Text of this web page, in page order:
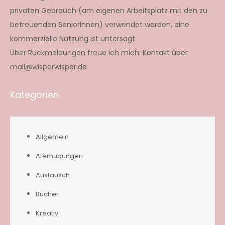
privaten Gebrauch (am eigenen Arbeitsplatz mit den zu
betreuenden SeniorInnen) verwendet werden, eine
kommerzielle Nutzung ist untersagt.
Über Rückmeldungen freue ich mich: Kontakt über
mail@wisperwisper.de
Kategorien
Allgemein
Atemübungen
Austausch
Bücher
Kreativ